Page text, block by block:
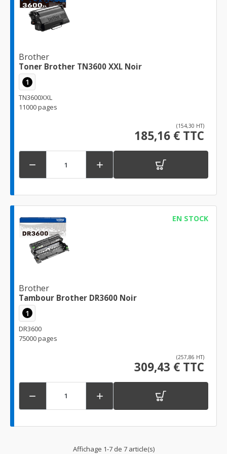
Brother
Toner Brother TN3600 XXL Noir
1
TN3600XXL
11000 pages
(154,30 HT)
185,16 € TTC
 
EN STOCK
Brother
Tambour Brother DR3600 Noir
1
DR3600
75000 pages
(257,86 HT)
309,43 € TTC
 
Affichage 1-7 de 7 article(s)